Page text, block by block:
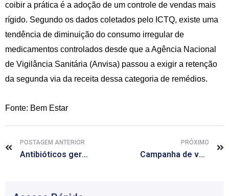
coibir a prática é a adoção de um controle de vendas mais
rígido. Segundo os dados coletados pelo ICTQ, existe uma
tendência de diminuição do consumo irregular de
medicamentos controlados desde que a Agência Nacional
de Vigilância Sanitária (Anvisa) passou a exigir a retenção
da segunda via da receita dessa categoria de remédios.
Fonte: Bem Estar
POSTAGEM ANTERIOR
Antibióticos geram pragas mais violentas e obesidade, diz especialista
PRÓXIMO
Campanha de vacinação contra gripe termina nesta sexta